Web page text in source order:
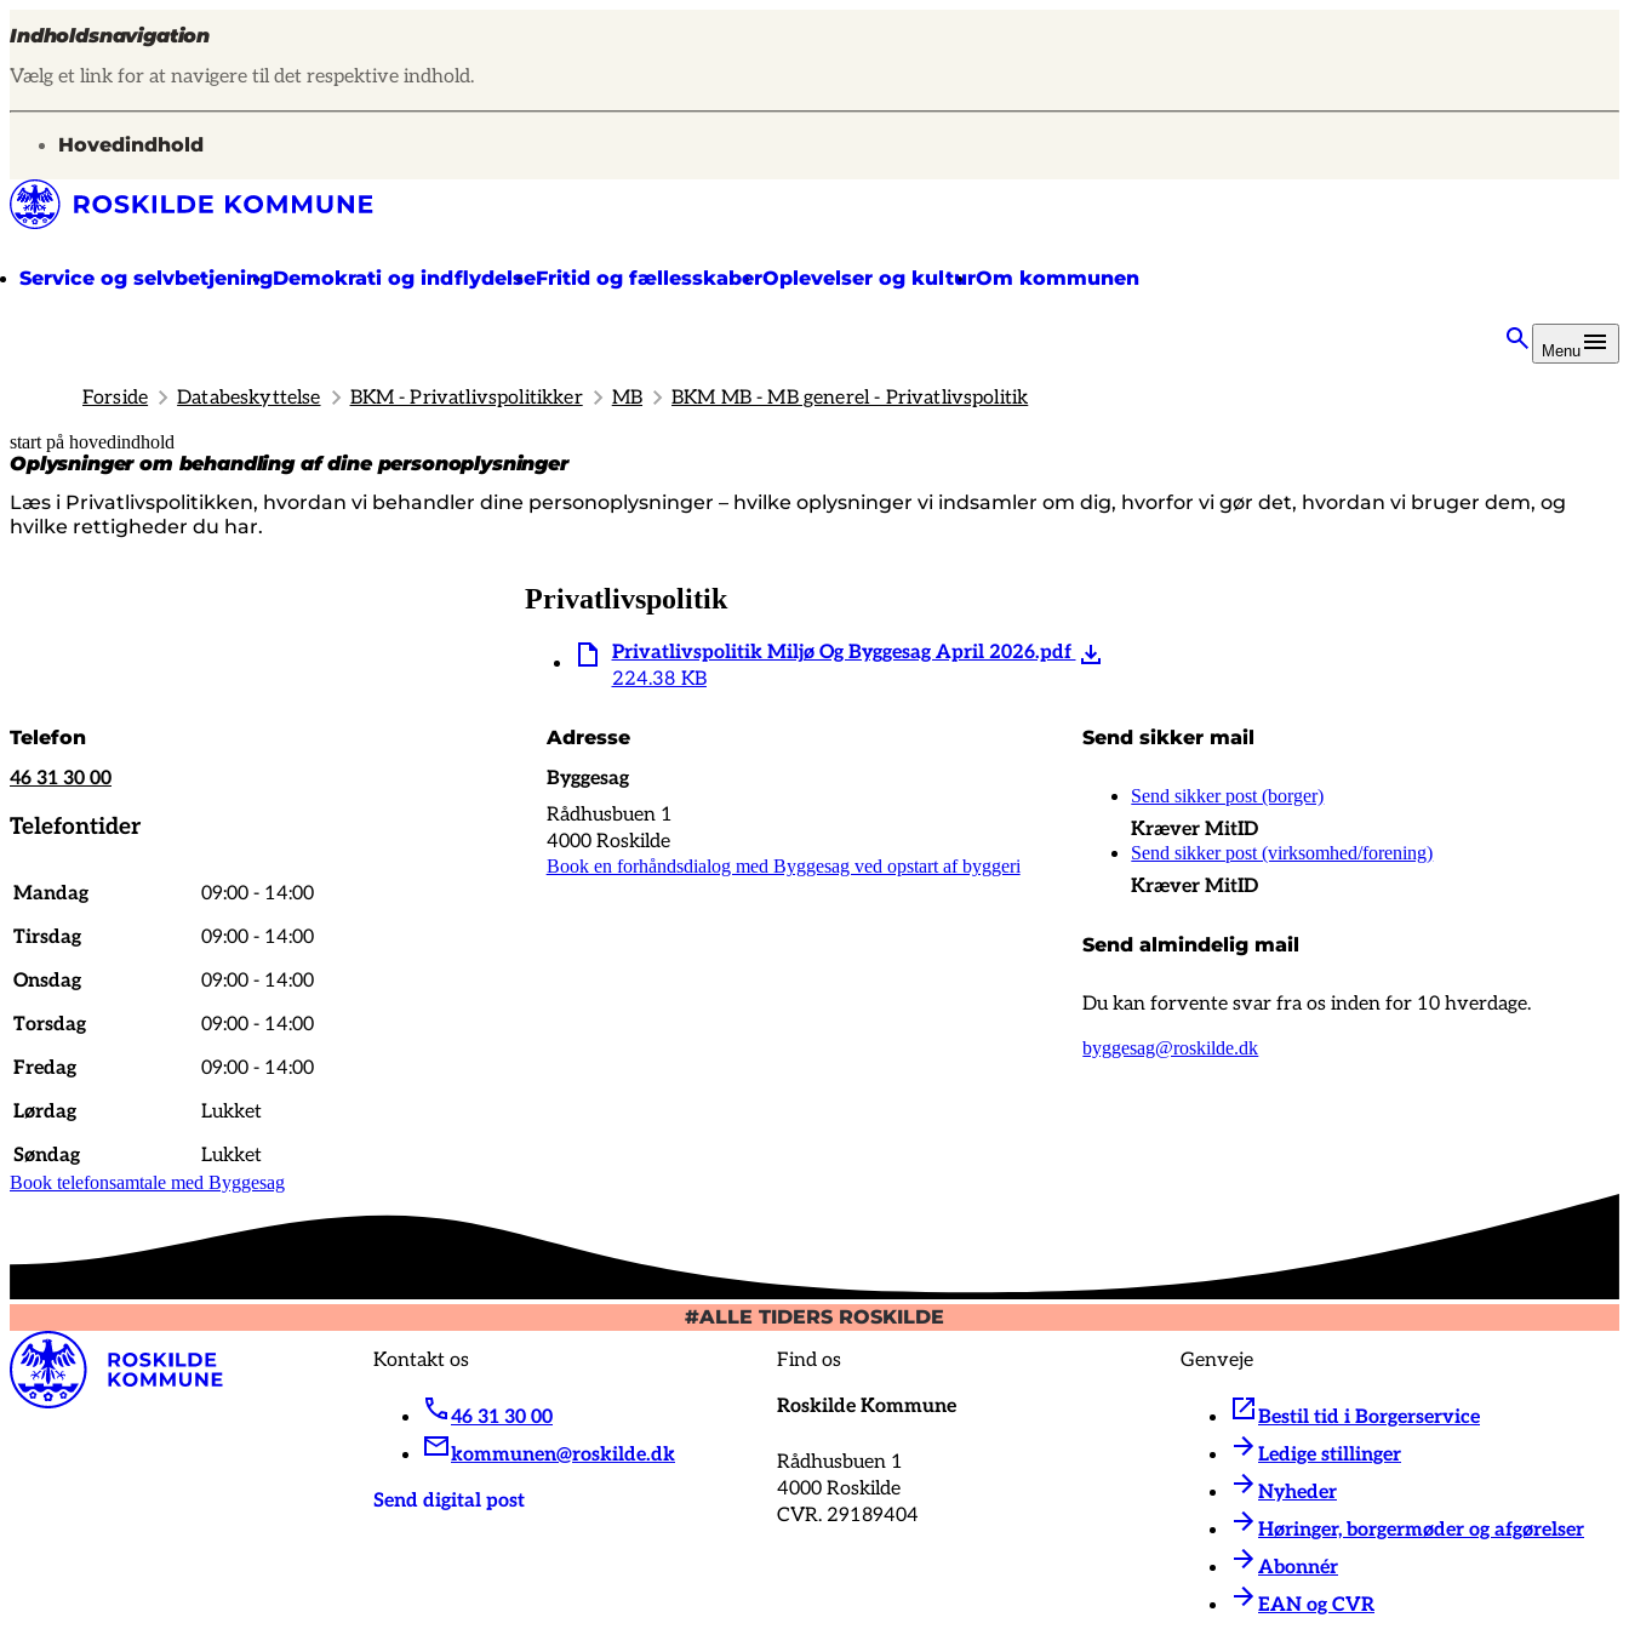
Indholdsnavigation
Vælg et link for at navigere til det respektive indhold.
gå til
Hovedindhold
Service og selvbetjeningDemokrati og indflydelseFritid og fællesskaberOplevelser og kulturOm kommunen
Menu
Forside Databeskyttelse BKM - Privatlivspolitikker MB BKM MB - MB generel - Privatlivspolitik
start på hovedindhold
Oplysninger om behandling af dine personoplysninger
Læs i Privatlivspolitikken, hvordan vi behandler dine personoplysninger – hvilke oplysninger vi indsamler om dig, hvorfor vi gør det, hvordan vi bruger dem, og
hvilke rettigheder du har.
senest opdateret 27. april 2026
Privatlivspolitik
Privatlivspolitik Miljø Og Byggesag April 2026.pdf
224.38 KB
Telefon
46 31 30 00
Telefontider
Mandag
09:00 - 14:00
Tirsdag
09:00 - 14:00
Onsdag
09:00 - 14:00
Torsdag
09:00 - 14:00
Fredag
09:00 - 14:00
Lørdag
Lukket
Søndag
Lukket
Book telefonsamtale med Byggesag
Adresse
Byggesag
Rådhusbuen 1
4000 Roskilde
Book en forhåndsdialog med Byggesag ved opstart af byggeri
Send sikker mail
Send sikker post (borger)
Kræver MitID
Send sikker post (virksomhed/forening)
Kræver MitID
Send almindelig mail
Du kan forvente svar fra os inden for 10 hverdage.
byggesag@roskilde.dk
#ALLE TIDERS ROSKILDE
Kontakt os
46 31 30 00
kommunen@roskilde.dk
Send digital post
Find os
Roskilde Kommune
Rådhusbuen 1
4000 Roskilde
CVR. 29189404
Genveje
Bestil tid i Borgerservice
Ledige stillinger
Nyheder
Høringer, borgermøder og afgørelser
Abonnér
EAN og CVR